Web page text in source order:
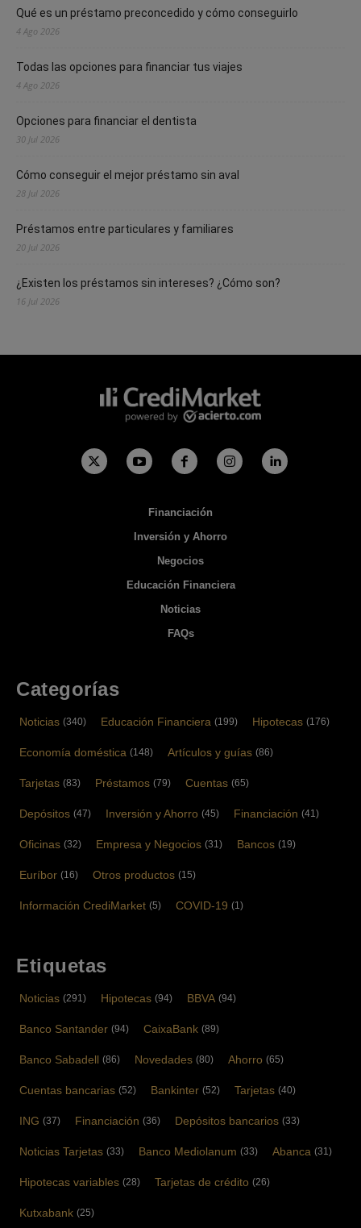
Qué es un préstamo preconcedido y cómo conseguirlo
4 Ago 2026
Todas las opciones para financiar tus viajes
4 Ago 2026
Opciones para financiar el dentista
30 Jul 2026
Cómo conseguir el mejor préstamo sin aval
28 Jul 2026
Préstamos entre particulares y familiares
20 Jul 2026
¿Existen los préstamos sin intereses? ¿Cómo son?
16 Jul 2026
Financiación
Inversión y Ahorro
Negocios
Educación Financiera
Noticias
FAQs
Categorías
Noticias (340) Educación Financiera (199) Hipotecas (176)
Economía doméstica (148) Artículos y guías (86)
Tarjetas (83) Préstamos (79) Cuentas (65)
Depósitos (47) Inversión y Ahorro (45) Financiación (41)
Oficinas (32) Empresa y Negocios (31) Bancos (19)
Euríbor (16) Otros productos (15)
Información CrediMarket (5) COVID-19 (1)
Etiquetas
Noticias (291) Hipotecas (94) BBVA (94)
Banco Santander (94) CaixaBank (89)
Banco Sabadell (86) Novedades (80) Ahorro (65)
Cuentas bancarias (52) Bankinter (52) Tarjetas (40)
ING (37) Financiación (36) Depósitos bancarios (33)
Noticias Tarjetas (33) Banco Mediolanum (33) Abanca (31)
Hipotecas variables (28) Tarjetas de crédito (26)
Kutxabank (25)